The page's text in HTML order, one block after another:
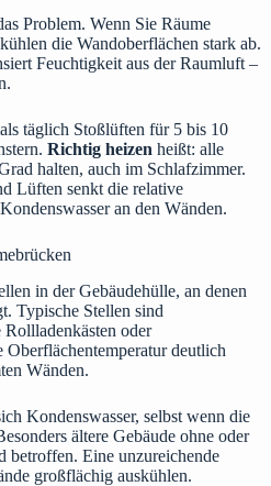
Problem. Wenn Sie Räume
die Wandoberflächen stark ab.
Feuchtigkeit aus der Raumluft –
täglich Stoßlüften für 5 bis 10
Richtig heizen heißt: alle
halten, auch im Schlafzimmer.
Lüften senkt die relative
an den Wänden.
in der Gebäudehülle, an denen
Typische Stellen sind
Rollladenkästen oder
Oberflächentemperatur deutlich
Wänden.
Kondenswasser, selbst wenn die
ältere Gebäude ohne oder
betroffen. Eine unzureichende
großflächig auskühlen.